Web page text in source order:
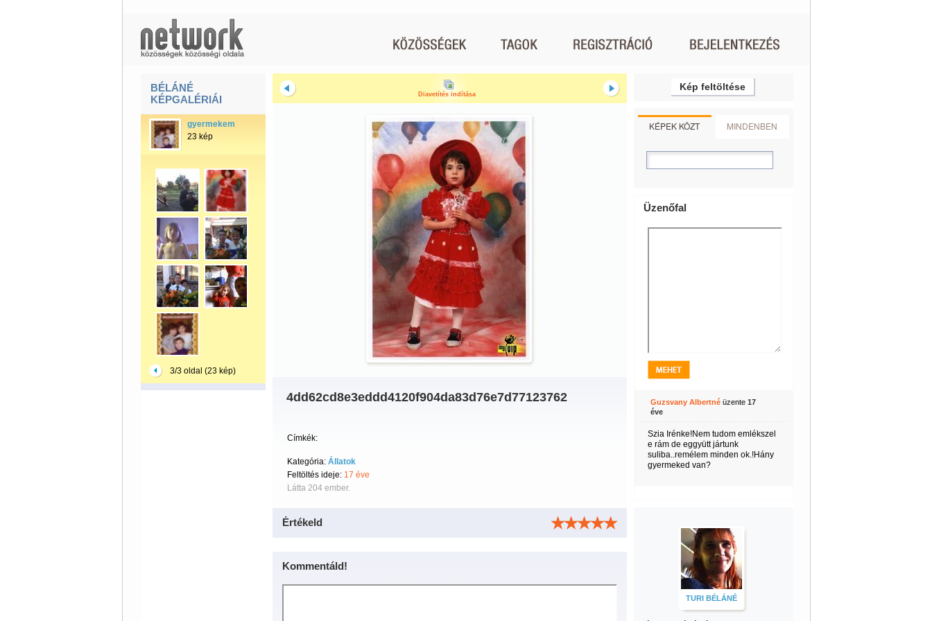
BÉLÁNÉ
KÉPGALÉRIÁI
gyermekem
23 kép
3/3 oldal (23 kép)
Diavetítés indítása
4dd62cd8e3eddd4120f904da83d76e7d77123762
Címkék:
Kategória: Állatok
Feltöltés ideje: 17 éve
Látta 204 ember.
Értékeld
Kommentáld!
Kép feltöltése
KÉPEK KÖZT MINDENBEN
Üzenőfal
Guzsvany Albertnéüzente 17
éve
Szia Irénke!Nem tudom emlékszel
e rám de eggyütt jártunk
suliba..remélem minden ok.!Hány
gyermeked van?
TURI BÉLÁNÉ